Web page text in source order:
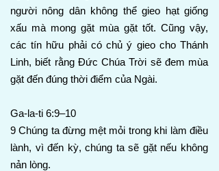
người nông dân không thể gieo hạt giống
xấu mà mong gặt mùa gặt tốt. Cũng vậy,
các tín hữu phải có chủ ý gieo cho Thánh
Linh, biết rằng Đức Chúa Trời sẽ đem mùa
gặt đến đúng thời điểm của Ngài.
Ga-la-ti 6:9–10
9 Chúng ta đừng mệt mỏi trong khi làm điều
lành, vì đến kỳ, chúng ta sẽ gặt nếu không
nản lòng.